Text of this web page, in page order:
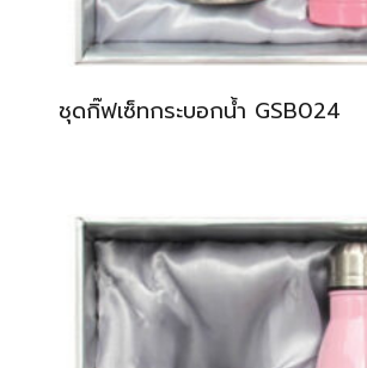
ชุดกิ๊ฟเซ็ทกระบอกน้ำ GSB024